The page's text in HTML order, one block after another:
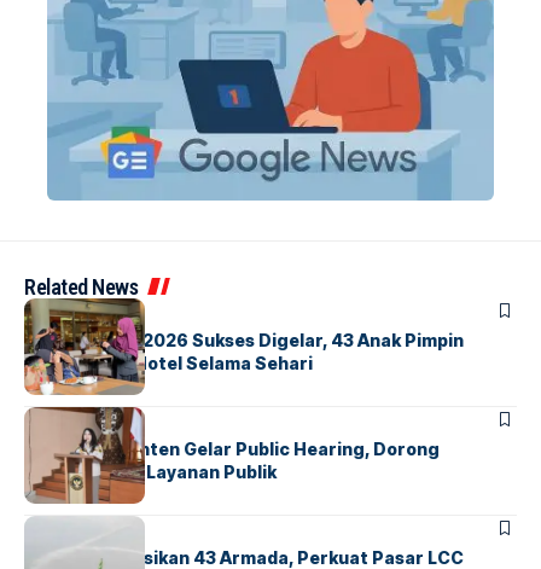
Related News
BERITAINDEX
GM For A Day 2026 Sukses Digelar, 43 Anak Pimpin
Operasional Hotel Selama Sehari
BANDARA BERITA
Karantina Banten Gelar Public Hearing, Dorong
Transparansi Layanan Publik
BANDARA
Citilink Operasikan 43 Armada, Perkuat Pasar LCC